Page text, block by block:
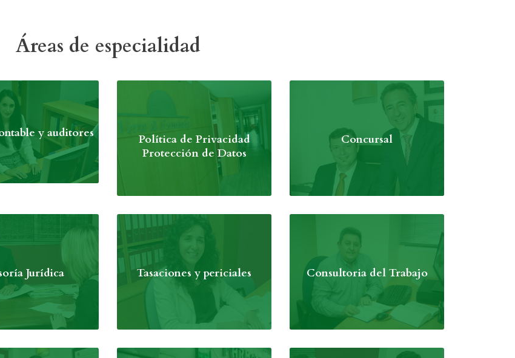
Áreas de especialidad
y auditores
Política de Privacidad
Protección de Datos
Concursal
Jurídica Tasaciones y periciales Consultoria del Trabajo